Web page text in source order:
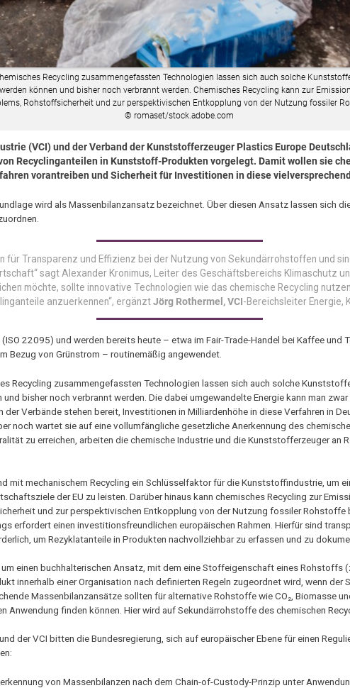
Recycling zusammengefassten Technologien lassen sich auch solche
können und bisher noch verbrannt werden. Chemisches Recycling kann zur
Rohstoffsicherheit und zur perspektivischen Entkopplung von der Nutzung fossiler
© romaset/stock.adobe.com
(VCI) und der Verband der Kunststofferzeuger Plastics Europe
Recyclinganteilen in Kunststoff-Produkten vorgelegt. Damit wollen sie
vorantreiben und Sicherheit für Investitionen in diese
wird als Massenbilanzansatz bezeichnet. Über diesen Ansatz lassen sich
für Transparenz und Effizienz bei der Nutzung von Sekundärrohstoffen und
sagt Alexander Kronimus, Leiter des Geschäftsbereichs Klimaschutz
möchte, sollte innovative Technologien wie das chemische Recycling
anzuerkennen“, ergänztJörg Rothermel, VCI-Bereichsleiter Energie,
22095) und werden bereits heute – etwa im Fair-Trade-Handel bei Kaffee und
Bezug von Grünstrom – routinemäßig angewendet.
Recycling zusammengefassten Technologien lassen sich auch solche
bisher noch verbrannt werden. Die dabei umgewandelte Energie kann man
Verbände stehen bereit, Investitionen in Milliardenhöhe in diese Verfahren in
noch wartet sie auf eine vollumfängliche gesetzliche Anerkennung des
zu erreichen, arbeiten die chemische Industrie und die Kunststofferzeuger an
mit mechanischem Recycling ein Schlüsselfaktor für die Kunststoffindustrie, um
der EU zu leisten. Darüber hinaus kann chemisches Recycling zur
und zur perspektivischen Entkopplung von der Nutzung fossiler Rohstoffe
erfordert einen investitionsfreundlichen europäischen Rahmen. Hierfür sind
um Rezyklatanteile in Produkten nachvollziehbar zu erfassen und zu
einen buchhalterischen Ansatz, mit dem eine Stoffeigenschaft eines Rohstoffs
innerhalb einer Organisation nach definierten Regeln zugeordnet wird, wenn
Massenbilanzansätze sollten für alternative Rohstoffe wie CO₂, Biomasse
Anwendung finden können. Hier wird auf Sekundärrohstoffe des chemischen
der VCI bitten die Bundesregierung, sich auf europäischer Ebene für einen
von Massenbilanzen nach dem Chain-of-Custody-Prinzip unter